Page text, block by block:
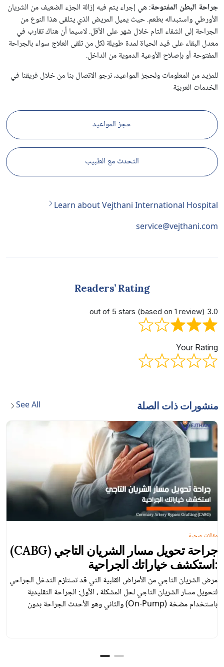
جراحة البطن المفتوحة: هي إجراء يتم فيه إزالة الجزء الضعيف من الشريان
الأورطي واستبداله بطعم. حيث يميل المريض الذي يتلقى هذا النوع من
الجراحة إلى الشفاء التام خلال شهر على الأقل. لاسيما أن هناك تقارب في
معدل البقاء على قيد الحياة لمدة طويلة لكل من تلقى العلاج سواء بالجراحة
المفتوحة أو بإصلاح الأوعية الدموية من الداخل.
للمزيد من المعلومات ولحجز المواعيد، نرجو الاتصال بنا من خلال فريقنا في
الخدمات العربيّة
حجز المواعيد
التحدث مع الطبيب
Learn about Vejthani International Hospital
service@vejthani.com
Readers’ Rating
3.0 out of 5 stars (based on 1 review)
Your Rating
منشورات ذات الصلة See All
جراحة تحويل مسار الشريان التاجي (CABG)
:استكشف خياراتك الجراحية
مرض الشريان التاجي من الأمراض القلبية التي قد تستلزم التدخل الجراحي
لتحويل مسار الشريان التاجي لحل المشكلة ، الأول: الجراحة التقليدية
باستخدام مضخة (On-Pump) والثاني وهو الأحدث الجراحة بدون
مقالات صحية